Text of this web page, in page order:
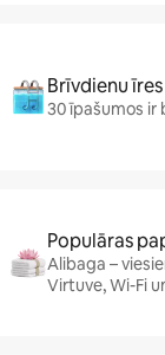
Brīvdienu
30 īpašumos ir
Populāras
Alibaga –
Virtuve, Wi-Fi